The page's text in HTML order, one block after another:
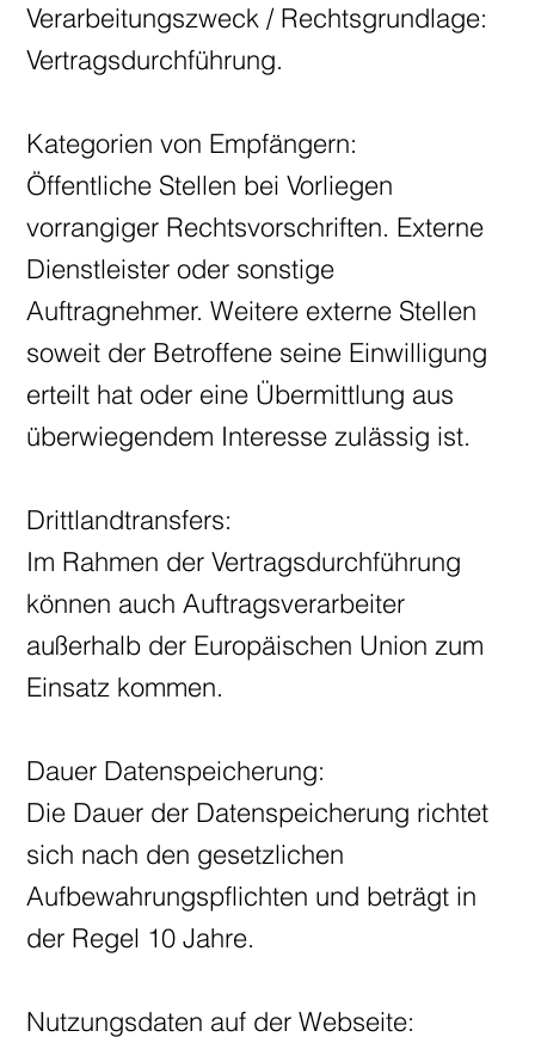
Verarbeitungszweck / Rechtsgrundlage:
Vertragsdurchführung.
Kategorien von Empfängern:
Öffentliche Stellen bei Vorliegen
vorrangiger Rechtsvorschriften. Externe
Dienstleister oder sonstige
Auftragnehmer. Weitere externe Stellen
soweit der Betroffene seine Einwilligung
erteilt hat oder eine Übermittlung aus
überwiegendem Interesse zulässig ist.
Drittlandtransfers:
Im Rahmen der Vertragsdurchführung
können auch Auftragsverarbeiter
außerhalb der Europäischen Union zum
Einsatz kommen.
Dauer Datenspeicherung:
Die Dauer der Datenspeicherung richtet
sich nach den gesetzlichen
Aufbewahrungspflichten und beträgt in
der Regel 10 Jahre.
Nutzungsdaten auf der Webseite: